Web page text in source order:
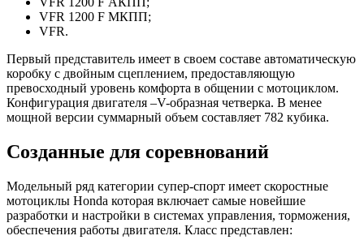
VFR 1200 F МКПП;
VFR.
Первый представитель имеет в своем составе автоматическую
коробку с двойным сцеплением, предоставляющую
превосходный уровень комфорта в общении с мотоциклом.
Конфигурация двигателя –V-образная четверка. В менее
мощной версии суммарный объем составляет 782 кубика.
Созданные для соревнований
Модельный ряд категории супер-спорт имеет скоростные
мотоциклы Honda которая включает самые новейшие
разработки и настройки в системах управления, торможения,
обеспечения работы двигателя. Класс представлен: